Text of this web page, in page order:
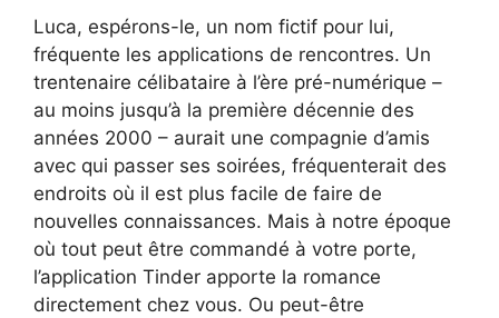
Luca, espérons-le, un nom fictif pour lui,
fréquente les applications de rencontres. Un
trentenaire célibataire à l’ère pré-numérique –
au moins jusqu’à la première décennie des
années 2000 – aurait une compagnie d’amis
avec qui passer ses soirées, fréquenterait des
endroits où il est plus facile de faire de
nouvelles connaissances. Mais à notre époque
où tout peut être commandé à votre porte,
l’application Tinder apporte la romance
directement chez vous. Ou peut-être